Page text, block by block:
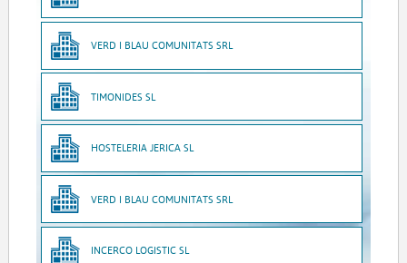
VERD I BLAU COMUNITATS SRL
TIMONIDES SL
HOSTELERIA JERICA SL
VERD I BLAU COMUNITATS SRL
INCERCO LOGISTIC SL